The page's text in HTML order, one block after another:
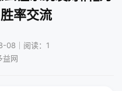
率交流
08｜阅读：1
益网